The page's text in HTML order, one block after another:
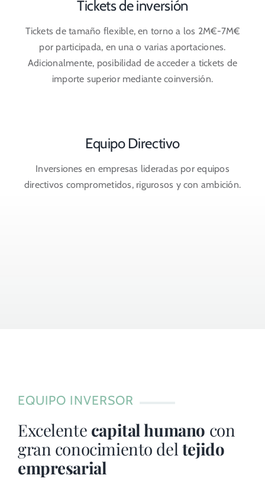
Tickets de inversión
Tickets de tamaño flexible, en torno a los 2M€-7M€
por participada, en una o varias aportaciones.
Adicionalmente, posibilidad de acceder a tickets de
importe superior mediante coinversión.
Equipo Directivo
Inversiones en empresas lideradas por equipos
directivos comprometidos, rigurosos y con ambición.
EQUIPO INVERSOR
Excelente capital humano con
gran conocimiento del tejido
empresarial